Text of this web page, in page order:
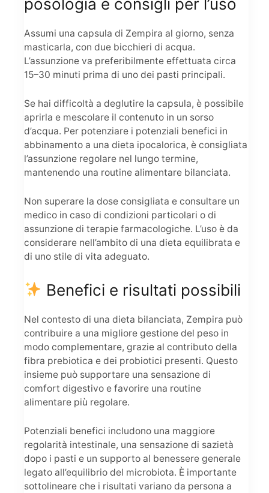
posologia e consigli per l’uso
Assumi una capsula di Zempira al giorno, senza
masticarla, con due bicchieri di acqua.
L’assunzione va preferibilmente effettuata circa
15–30 minuti prima di uno dei pasti principali.
Se hai difficoltà a deglutire la capsula, è possibile
aprirla e mescolare il contenuto in un sorso
d’acqua. Per potenziare i potenziali benefici in
abbinamento a una dieta ipocalorica, è consigliata
l’assunzione regolare nel lungo termine,
mantenendo una routine alimentare bilanciata.
Non superare la dose consigliata e consultare un
medico in caso di condizioni particolari o di
assunzione di terapie farmacologiche. L’uso è da
considerare nell’ambito di una dieta equilibrata e
di uno stile di vita adeguato.
Benefici e risultati possibili
Nel contesto di una dieta bilanciata, Zempira può
contribuire a una migliore gestione del peso in
modo complementare, grazie al contributo della
fibra prebiotica e dei probiotici presenti. Questo
insieme può supportare una sensazione di
comfort digestivo e favorire una routine
alimentare più regolare.
Potenziali benefici includono una maggiore
regolarità intestinale, una sensazione di sazietà
dopo i pasti e un supporto al benessere generale
legato all’equilibrio del microbiota. È importante
sottolineare che i risultati variano da persona a